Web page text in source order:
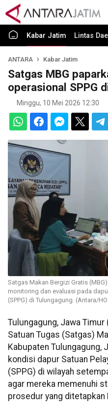
Kabar Jatim Lintas
ANTARA Kabar Jatim
Satgas MBG
operasional SPPG
Minggu, 10 Mei 2026 12:30
Satgas Makan Bergizi Gratis
monitoring dan evaluasi pada
(SPPG) di Tulungagung. (Antara/
Tulungagung, Jawa Timur
Satuan Tugas (Satgas)
Kabupaten Tulungagung,
kondisi dapur Satuan
(SPPG) di wilayah
agar mereka memenuhi
prosedur yang ditetapkan